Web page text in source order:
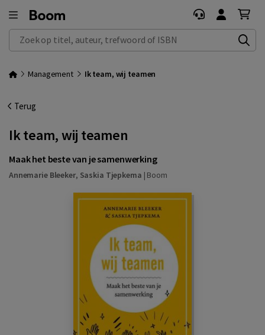
Zoek op titel, auteur, trefwoord of ISBN
Management Ik team, wij teamen
Terug
Ik team, wij teamen
Maak het beste van je samenwerking
Annemarie Bleeker, Saskia Tjepkema | Boom